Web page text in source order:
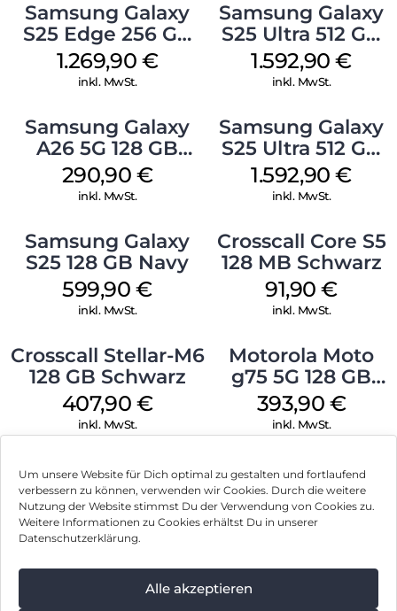
Um unsere Website für Dich optimal zu gestalten und fortlaufend
verbessern zu können, verwenden wir Cookies. Durch die weitere
Nutzung der Website stimmst Du der Verwendung von Cookies zu.
Weitere Informationen zu Cookies erhältst Du in unserer
Datenschutzerklärung.
Alle akzeptieren
Samsung Galaxy
S25 Edge 256 GB
Titanium Silver
1.269,90 €
inkl. MwSt.
Samsung Galaxy
S25 Ultra 512 GB
Titanium
Whitesilver
1.592,90€
inkl. MwSt.
Samsung Galaxy
A26 5G 128 GB
White
290,90 €
inkl. MwSt.
Samsung Galaxy
S25 Ultra 512 GB
Titanium
Silverblue
1.592,90€
inkl. MwSt.
Samsung Galaxy
S25 128 GB Navy
599,90€
inkl. MwSt.
Crosscall Core S5
128 MB Schwarz
91,90€
inkl. MwSt.
Crosscall Stellar-M6
128 GB Schwarz
407,90 €
inkl. MwSt.
Motorola Moto
g75 5G 128 GB
Charcoal Gray
393,90 €
inkl. MwSt.
Impressum
Können wir Dir behilflich sein?